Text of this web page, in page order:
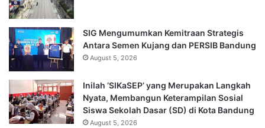
SIG Mengumumkan Kemitraan Strategis
Antara Semen Kujang dan PERSIB Bandung
August 5, 2026
Inilah ‘SIKaSEP’ yang Merupakan Langkah
Nyata, Membangun Keterampilan Sosial
Siswa Sekolah Dasar (SD) di Kota Bandung
August 5, 2026